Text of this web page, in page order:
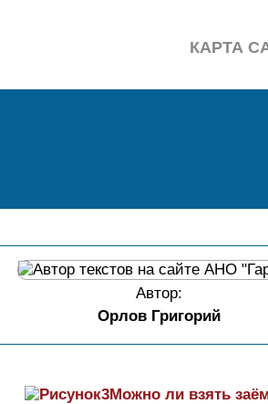
КАРТА
Автор:
Орлов Григорий
Можно ли взять